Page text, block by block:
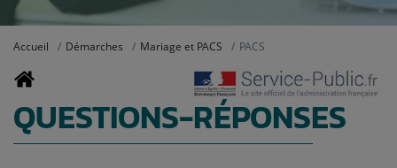
Accueil Démarches Mariage et PACS PACS
QUESTIONS-RÉPONSES